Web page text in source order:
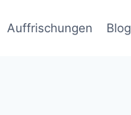
Auffrischungen Blog